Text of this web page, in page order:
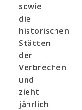
sowie
die
historischen
Stätten
der
Verbrechen
und
zieht
jährlich